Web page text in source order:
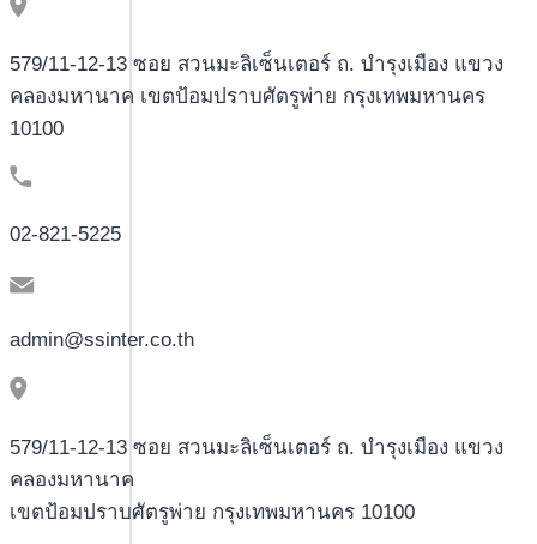
579/11-12-13 ซอย สวนมะลิเซ็นเตอร์ ถ. บำรุงเมือง แขวง
คลองมหานาค เขตป้อมปราบศัตรูพ่าย กรุงเทพมหานคร
10100
02-821-5225
admin@ssinter.co.th
579/11-12-13 ซอย สวนมะลิเซ็นเตอร์ ถ. บำรุงเมือง แขวง
คลองมหานาค
เขตป้อมปราบศัตรูพ่าย กรุงเทพมหานคร 10100